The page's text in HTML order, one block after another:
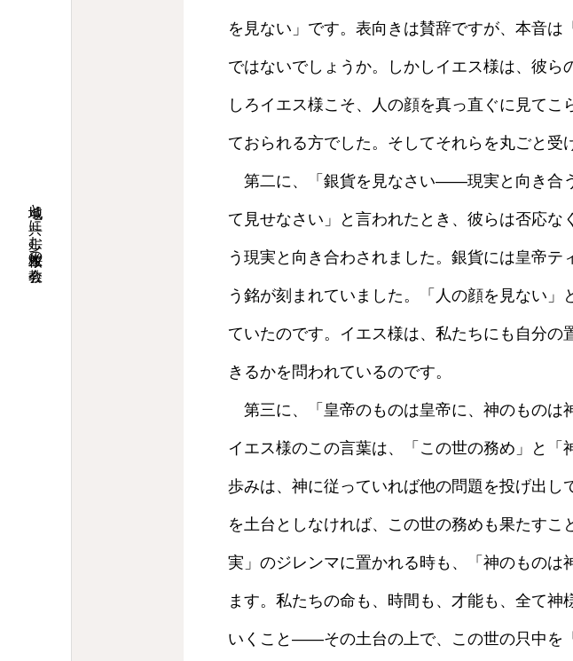
地域と共に歩む桜並木の教会
を見ない」です。表向きは賛辞ですが、本音
ではないでしょうか。しかしイエス様は、彼
しろイエス様こそ、人の顔を真っ直ぐに見て
ておられる方でした。そしてそれらを丸ごと受
第二に、「銀貨を見なさい——現実と向き合
て見せなさい」と言われたとき、彼らは否応
う現実と向き合わされました。銀貨には皇帝
う銘が刻まれていました。「人の顔を見ない
ていたのです。イエス様は、私たちにも自分
きるかを問われているのです。
第三に、「皇帝のものは皇帝に、神のものは
イエス様のこの言葉は、「この世の務め」と
歩みは、神に従っていれば他の問題を投げ出
を土台としなければ、この世の務めも果たす
実」のジレンマに置かれる時も、「神のものは
ます。私たちの命も、時間も、才能も、全て
いくこと——その土台の上で、この世の只中を